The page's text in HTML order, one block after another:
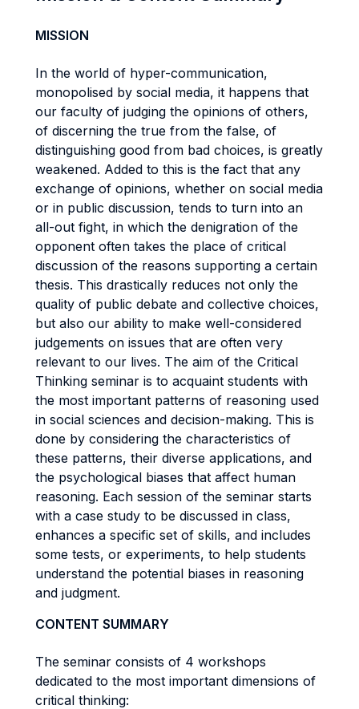
MISSION
In the world of hyper-communication,
monopolised by social media, it happens that
our faculty of judging the opinions of others,
of discerning the true from the false, of
distinguishing good from bad choices, is greatly
weakened. Added to this is the fact that any
exchange of opinions, whether on social media
or in public discussion, tends to turn into an
all-out fight, in which the denigration of the
opponent often takes the place of critical
discussion of the reasons supporting a certain
thesis. This drastically reduces not only the
quality of public debate and collective choices,
but also our ability to make well-considered
judgements on issues that are often very
relevant to our lives. The aim of the Critical
Thinking seminar is to acquaint students with
the most important patterns of reasoning used
in social sciences and decision-making. This is
done by considering the characteristics of
these patterns, their diverse applications, and
the psychological biases that affect human
reasoning. Each session of the seminar starts
with a case study to be discussed in class,
enhances a specific set of skills, and includes
some tests, or experiments, to help students
understand the potential biases in reasoning
and judgment.
CONTENT SUMMARY
The seminar consists of 4 workshops
dedicated to the most important dimensions of
critical thinking: